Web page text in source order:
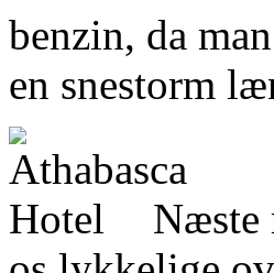
benzin, da
en snestorm
Næste